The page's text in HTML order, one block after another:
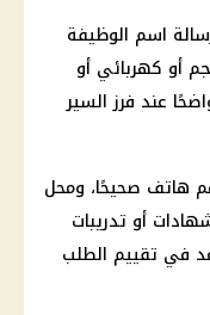
اسم الوظيفة
أو كهربائي أو
عند فرز السير
هاتف صحيحًا، ومحل
أو تدريبات
في تقييم الطلب